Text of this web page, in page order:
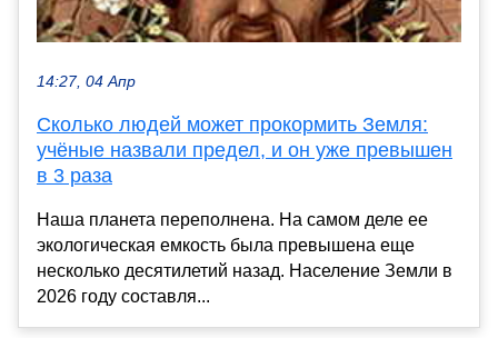
14:27, 04 Апр
Сколько людей может прокормить Земля:
учёные назвали предел, и он уже превышен
в 3 раза
Наша планета переполнена. На самом деле ее
экологическая емкость была превышена еще
несколько десятилетий назад. Население Земли в
2026 году составля...